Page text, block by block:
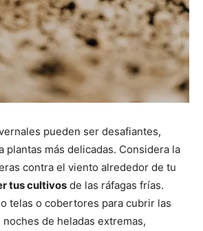
pueden ser desafiantes,
plantas más delicadas. Considera la
contra el viento alrededor de tu
tus cultivos de las ráfagas frías.
telas o cobertores para cubrir las
de heladas extremas,